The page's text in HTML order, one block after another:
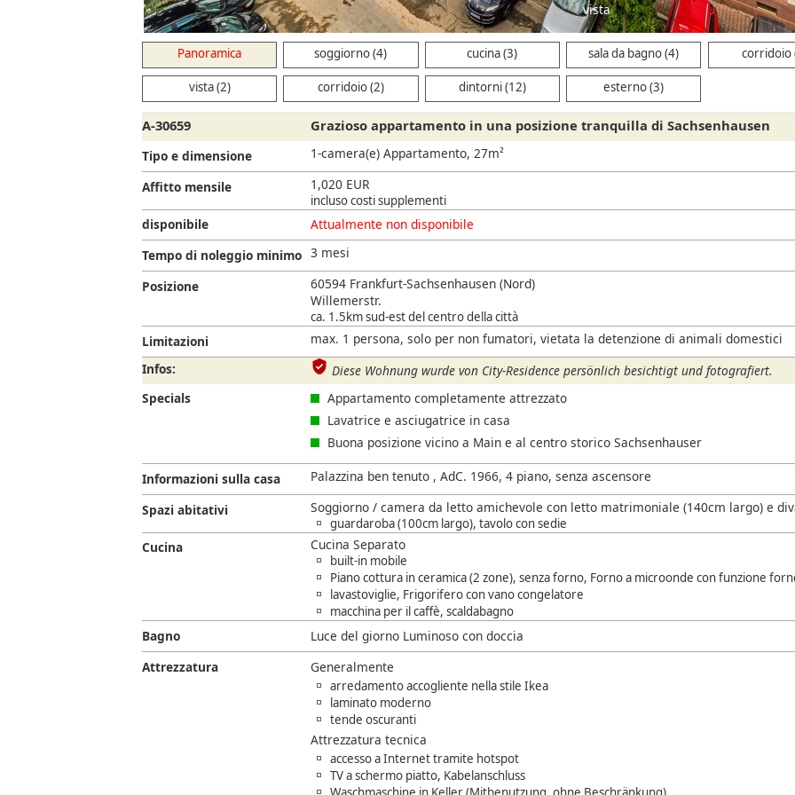
vista
Panoramica soggiorno (4) cucina (3) sala da bagno (4) corridoio
vista (2) corridoio (2) dintorni (12) esterno (3)
A-30659 Grazioso appartamento in una posizione tranquilla di Sachsenhausen
Tipo e dimensione
1-camera(e) Appartamento, 27m²
Affitto mensile
1,020 EUR
incluso costi supplementi
disponibile
Attualmente non disponibile
Tempo di noleggio minimo 3 mesi
Posizione
60594 Frankfurt-Sachsenhausen (Nord)
Willemerstr.
ca. 1.5km sud-est del centro della città
Limitazioni
max. 1 persona, solo per non fumatori, vietata la detenzione di animali domestici
Infos:
Diese Wohnung wurde von City-Residence persönlich besichtigt und fotografiert.
Specials
Appartamento completamente attrezzato
Lavatrice e asciugatrice in casa
Buona posizione vicino a Main e al centro storico Sachsenhauser
Informazioni sulla casa
Palazzina ben tenuto , AdC. 1966, 4 piano, senza ascensore
Spazi abitativi
Soggiorno / camera da letto amichevole con letto matrimoniale (140cm largo) e
guardaroba (100cm largo), tavolo con sedie
Cucina Cucina Separato
built-in mobile
Piano cottura in ceramica (2 zone), senza forno, Forno a microonde con funzione
lavastoviglie, Frigorifero con vano congelatore
macchina per il caffè, scaldabagno
Bagno
Luce del giorno Luminoso con doccia
Attrezzatura
Generalmente
arredamento accogliente nella stile Ikea
laminato moderno
tende oscuranti
Attrezzatura tecnica
accesso a Internet tramite hotspot
TV a schermo piatto, Kabelanschluss